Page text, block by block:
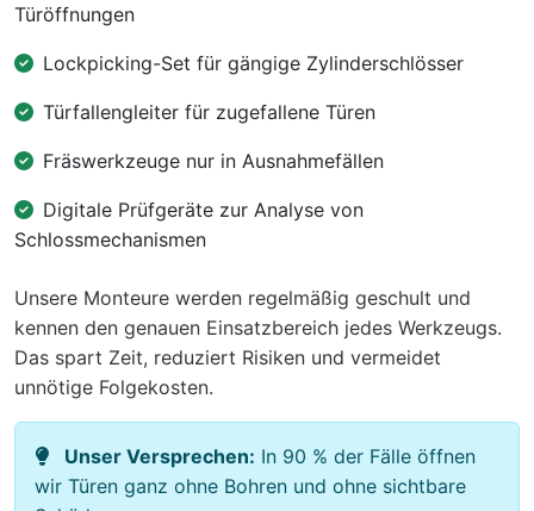
Türöffnungen
Lockpicking-Set für gängige Zylinderschlösser
Türfallengleiter für zugefallene Türen
Fräswerkzeuge nur in Ausnahmefällen
Digitale Prüfgeräte zur Analyse von
Schlossmechanismen
Unsere Monteure werden regelmäßig geschult und
kennen den genauen Einsatzbereich jedes Werkzeugs.
Das spart Zeit, reduziert Risiken und vermeidet
unnötige Folgekosten.
Unser Versprechen: In 90 % der Fälle öffnen
wir Türen ganz ohne Bohren und ohne sichtbare